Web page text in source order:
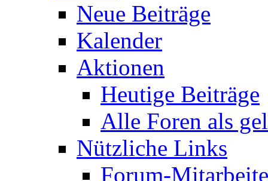
Neue Beiträge
Kalender
Aktionen
Heutige Beiträge
Alle Foren als
Nützliche Links
Forum-